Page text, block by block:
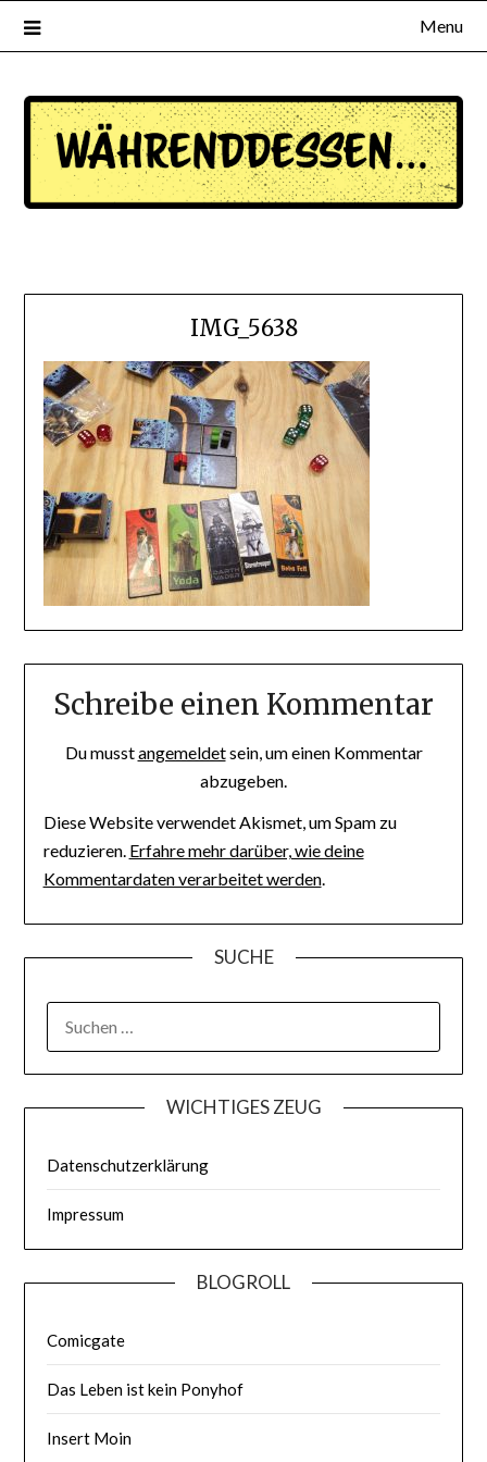
Menu
IMG_5638
Schreibe einen Kommentar
Du musstangemeldetsein, um einen Kommentar
abzugeben.
Diese Website verwendet Akismet, um Spam zu
reduzieren. Erfahre mehr darüber, wie deine
Kommentardaten verarbeitet werden.
SUCHE
WICHTIGES ZEUG
Datenschutzerklärung
Impressum
BLOGROLL
Comicgate
Das Leben ist kein Ponyhof
Insert Moin